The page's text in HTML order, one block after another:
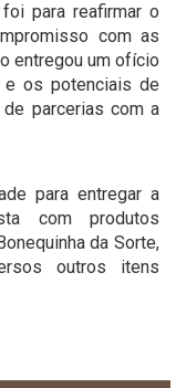
para reafirmar o
com as
entregou um ofício
e os potenciais de
parcerias com a
para entregar a
com produtos
da Sorte,
outros itens